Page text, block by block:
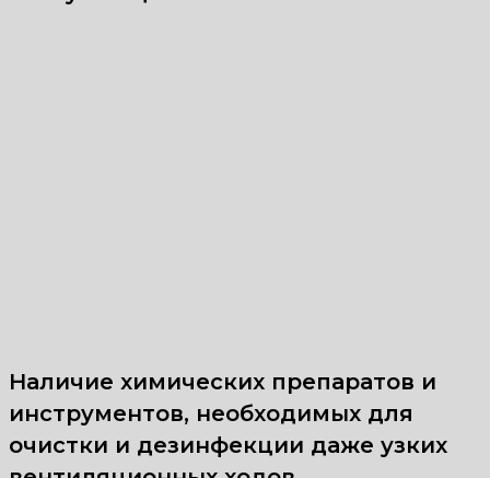
Наличие химических препаратов и
инструментов, необходимых для
очистки и дезинфекции даже узких